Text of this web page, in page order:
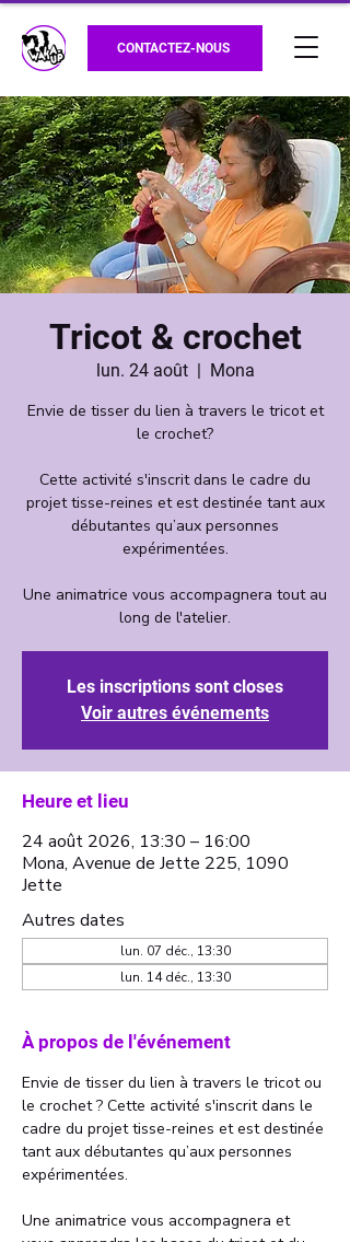
CONTACTEZ-NOUS
Tricot & crochet
lun. 24 août
  |
Mona
Envie de tisser du lien à travers le tricot et
le crochet?
Cette activité s'inscrit dans le cadre du
projet tisse-reines et est destinée tant aux
débutantes qu’aux personnes
expérimentées.
Une animatrice vous accompagnera tout au
long de l'atelier.
Les inscriptions sont closes
Voir autres événements
Heure et lieu
24 août 2026, 13:30 – 16:00
Mona, Avenue de Jette 225, 1090
Jette
Autres dates
lun. 07 déc., 13:30
lun. 14 déc., 13:30
À propos de l'événement
Envie de tisser du lien à travers le tricot ou
le crochet ? Cette activité s'inscrit dans le
cadre du projet tisse-reines et est destinée
tant aux débutantes qu’aux personnes
expérimentées.
Une animatrice vous accompagnera et